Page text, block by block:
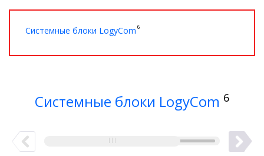
Системные блоки LogyCom 6
Системные блоки LogyCom 6